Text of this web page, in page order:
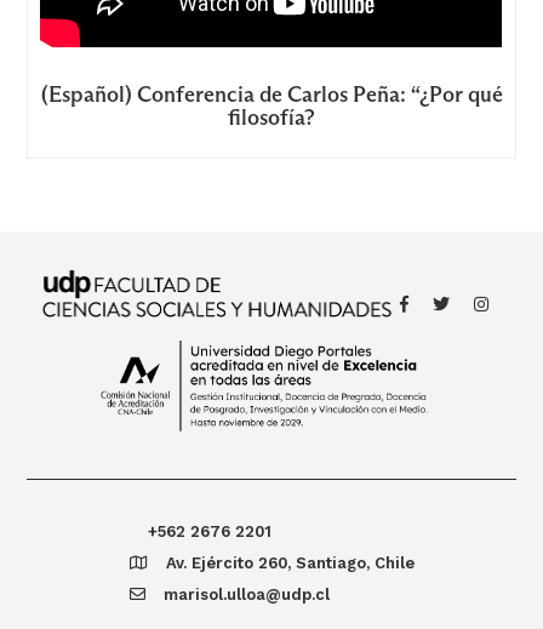
(Español) Conferencia de Carlos Peña: “¿Por qué
filosofía?
+562 2676 2201
Av. Ejército 260, Santiago, Chile
marisol.ulloa@udp.cl